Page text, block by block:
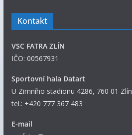
p
ě
v
k
Kontakt
VSC FATRA ZLÍN
IČO: 00567931
Sportovní hala Datart
U Zimního stadionu 4286, 760 01 Zlín
tel.: +420 777 367 483
E-mail